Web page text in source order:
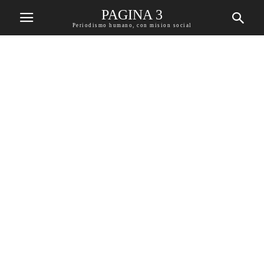
PAGINA 3
Periodismo humano, con mision social